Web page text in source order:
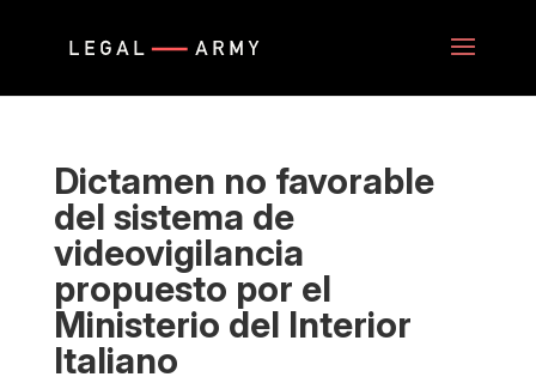
Dictamen no favorable
del sistema de
videovigilancia
propuesto por el
Ministerio del Interior
Italiano